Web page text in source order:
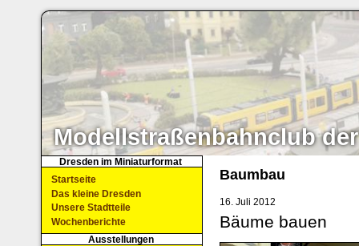
Modellstraßenbahnclub der
Baumbau
16. Juli 2012
Bäume bauen
Dresden im Miniaturformat
Startseite
Das kleine Dresden
Unsere Stadtteile
Wochenberichte
Ausstellungen